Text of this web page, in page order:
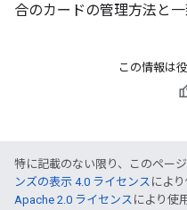
合のカードの管理方法と一
この情報は
特に記載のない限り、このペー
ンズの表示 4.0 ライセンス によ
Apache 2.0 ライセンス により使